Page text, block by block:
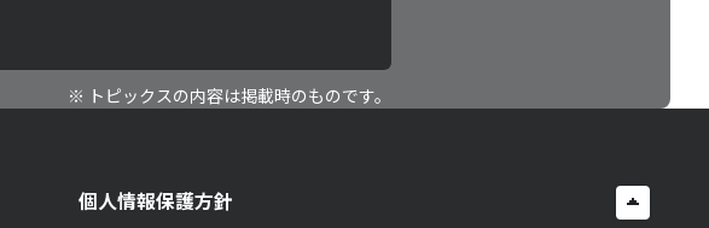
トピックスの内容は掲載時のものです。
個人情報保護方針